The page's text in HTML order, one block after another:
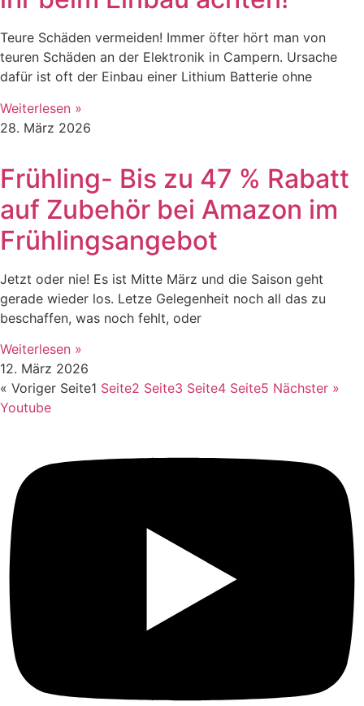
Teure Schäden vermeiden! Immer öfter hört man von
teuren Schäden an der Elektronik in Campern. Ursache
dafür ist oft der Einbau einer Lithium Batterie ohne
Weiterlesen »
28. März 2026
Frühling- Bis zu 47 % Rabatt
auf Zubehör bei Amazon im
Frühlingsangebot
Jetzt oder nie! Es ist Mitte März und die Saison geht
gerade wieder los. Letze Gelegenheit noch all das zu
beschaffen, was noch fehlt, oder
Weiterlesen »
12. März 2026
« Voriger Seite1 Seite2 Seite3 Seite4 Seite5 Nächster »
Youtube